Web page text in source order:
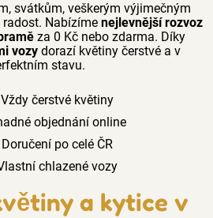
svátkům, veškerým výjimečným
Nabízíme nejlevnější rozvoz
za 0 Kč nebo zdarma. Díky
vozydorazí květiny čerstvé a v
stavu.
Vždy čerstvé květiny
objednání online
Doručení po celé ČR
chlazené vozy
a kytice v